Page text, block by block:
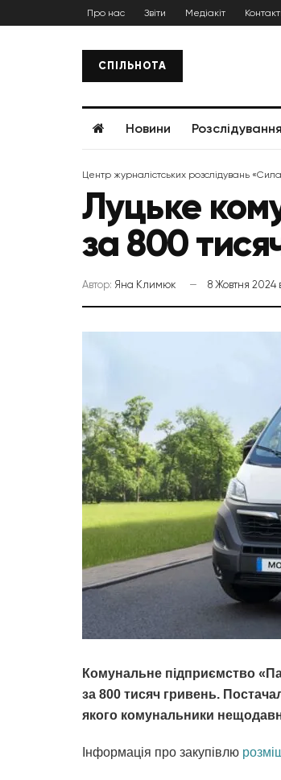
Про нас Звіти Медіакіт
СПІЛЬНОТА
Новини Розслідування
Центр журналістських розслідувань
Луцьке
за 800
Автор: Яна Климюк 8 Жовтня 2024
Комунальне підприємство
за 800 тисяч гривень.
якого комунальники
Інформація про закупівлю